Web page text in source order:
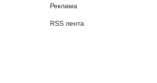
Реклама
RSS лента